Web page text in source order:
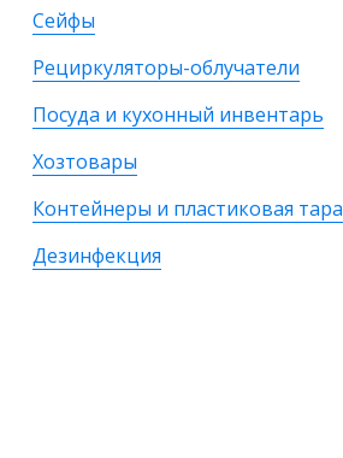
Сейфы
Рециркуляторы-облучатели
Посуда и кухонный инвентарь
Хозтовары
Контейнеры и пластиковая тара
Дезинфекция